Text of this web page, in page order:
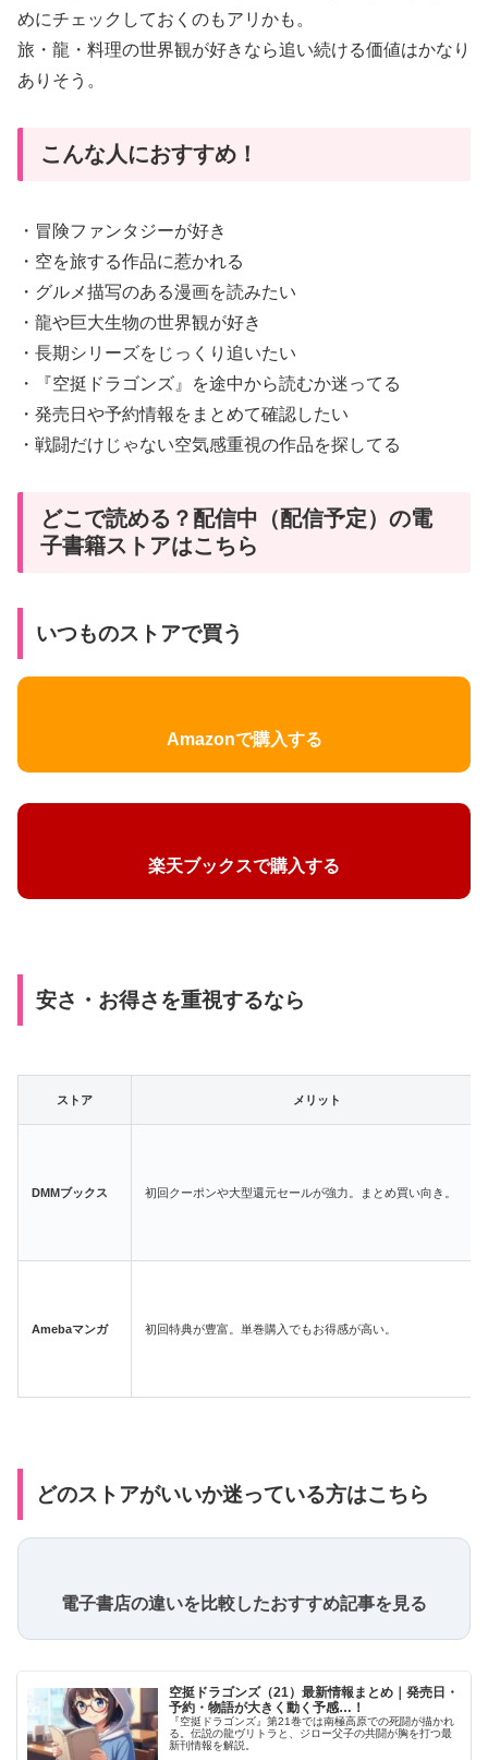
めにチェックしておくのもアリかも。
旅・龍・料理の世界観が好きなら追い続ける価値はかなり
ありそう。
こんな人におすすめ！
・冒険ファンタジーが好き
・空を旅する作品に惹かれる
・グルメ描写のある漫画を読みたい
・龍や巨大生物の世界観が好き
・長期シリーズをじっくり追いたい
・『空挺ドラゴンズ』を途中から読むか迷ってる
・発売日や予約情報をまとめて確認したい
・戦闘だけじゃない空気感重視の作品を探してる
どこで読める？配信中（配信予定）の電
子書籍ストアはこちら
いつものストアで買う
Amazonで購入する
楽天ブックスで購入する
安さ・お得さを重視するなら
ストア メリット
DMMブックス 初回クーポンや大型還元セールが強力。まとめ買い向き。
Amebaマンガ 初回特典が豊富。単巻購入でもお得感が高い。
どのストアがいいか迷っている方はこちら
電子書店の違いを比較したおすすめ記事を見る
空挺ドラゴンズ（21）最新情報まとめ｜発売日・
予約・物語が大きく動く予感…！
『空挺ドラゴンズ』第21巻では南極高原での死闘が描かれ
る。伝説の龍ヴリトラと、ジロー父子の共闘が胸を打つ最
新刊情報を解説。